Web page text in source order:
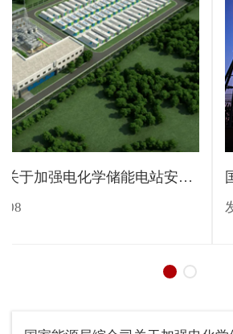
发布日期：2022.04.08